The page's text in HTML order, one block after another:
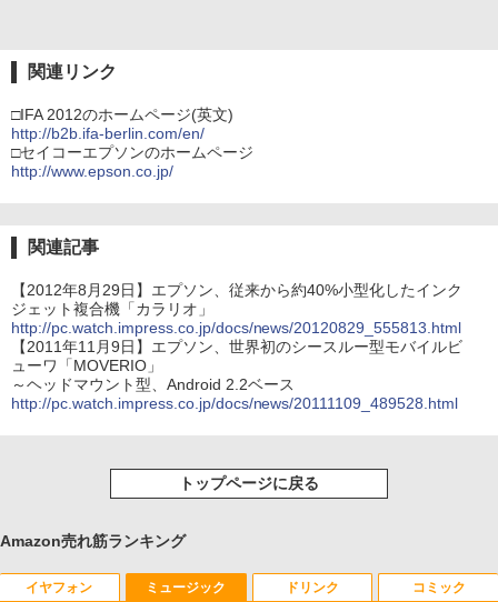
関連リンク
□IFA 2012のホームページ(英文)
http://b2b.ifa-berlin.com/en/
□セイコーエプソンのホームページ
http://www.epson.co.jp/
関連記事
【2012年8月29日】エプソン、従来から約40%小型化したインク
ジェット複合機「カラリオ」
http://pc.watch.impress.co.jp/docs/news/20120829_555813.html
【2011年11月9日】エプソン、世界初のシースルー型モバイルビ
ューワ「MOVERIO」
～ヘッドマウント型、Android 2.2ベース
http://pc.watch.impress.co.jp/docs/news/20111109_489528.html
トップページに戻る
Amazon売れ筋ランキング
イヤフォン ミュージック ドリンク コミック